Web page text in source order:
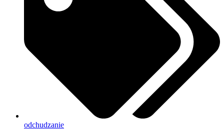
odchudzanie